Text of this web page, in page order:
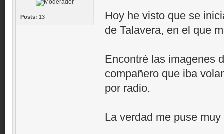
Posts: 13
Hoy he visto que se
de Talavera, en el que
Encontré las imagenes
compañero que iba
por radio.
La verdad me puse